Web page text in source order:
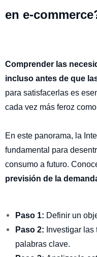
en e-
Comprender las
incluso antes de que
para satisfacerlas es
cada vez más feroz
En este panorama, la
fundamental para
consumo a futuro.
previsión de la
Paso 1: Definir un
Paso 2: Investigar
palabras clave.